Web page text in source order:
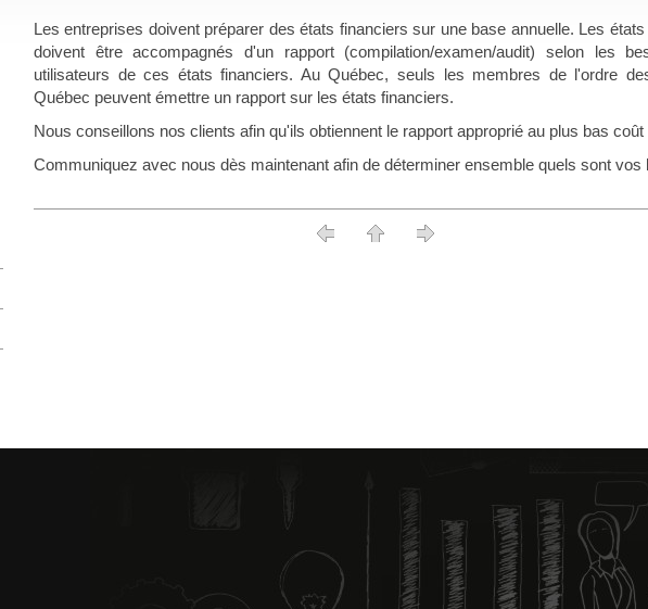
Les entreprises doivent préparer des états financiers sur une base annuelle. Les états
doivent être accompagnés d'un rapport (compilation/examen/audit) selon les
utilisateurs de ces états financiers. Au Québec, seuls les membres de l'ordre
Québec peuvent émettre un rapport sur les états financiers.
Nous conseillons nos clients afin qu'ils obtiennent le rapport approprié au plus bas coût
Communiquez avec nous dès maintenant afin de déterminer ensemble quels sont vos